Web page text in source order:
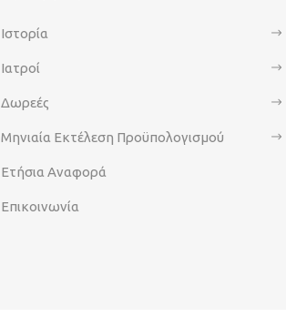
Ιστορία
Ιατροί
Δωρεές
Μηνιαία Εκτέλεση Προϋπολογισμού
Ετήσια Αναφορά
Επικοινωνία